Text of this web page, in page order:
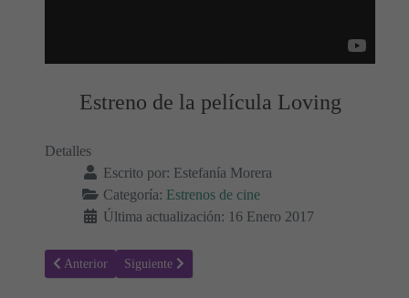
Estreno de la película Loving
Detalles
Escrito por: Estefanía Morera
Categoría: Estrenos de cine
Última actualización: 16 Enero 2017
Artículo anterior: La luz entre los océanos - Sinopsis y Trailer -
Anterior Artículo siguiente: xXx: Reactivado - Sinopsis y
Siguiente